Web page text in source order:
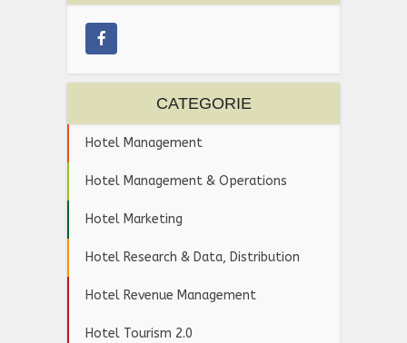
CATEGORIE
Hotel Management
Hotel Management & Operations
Hotel Marketing
Hotel Research & Data, Distribution
Hotel Revenue Management
Hotel Tourism 2.0